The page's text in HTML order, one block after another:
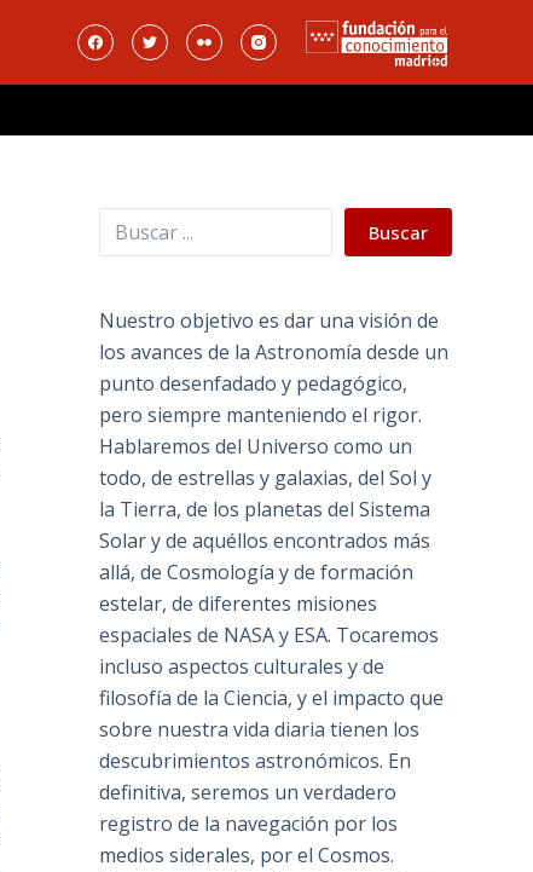
Buscar Buscar
Nuestro objetivo es dar una visión de
los avances de la Astronomía desde un
punto desenfadado y pedagógico,
pero siempre manteniendo el rigor.
Hablaremos del Universo como un
todo, de estrellas y galaxias, del Sol y
la Tierra, de los planetas del Sistema
Solar y de aquéllos encontrados más
allá, de Cosmología y de formación
estelar, de diferentes misiones
espaciales de NASA y ESA. Tocaremos
incluso aspectos culturales y de
filosofía de la Ciencia, y el impacto que
sobre nuestra vida diaria tienen los
descubrimientos astronómicos. En
definitiva, seremos un verdadero
registro de la navegación por los
medios siderales, por el Cosmos.